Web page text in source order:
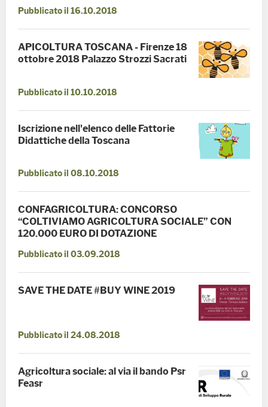
Pubblicato il 16.10.2018
APICOLTURA TOSCANA - Firenze 18
ottobre 2018 Palazzo Strozzi Sacrati
Pubblicato il 10.10.2018
Iscrizione nell'elenco delle Fattorie
Didattiche della Toscana
Pubblicato il 08.10.2018
CONFAGRICOLTURA: CONCORSO
“COLTIVIAMO AGRICOLTURA SOCIALE” CON
120.000 EURO DI DOTAZIONE
Pubblicato il 03.09.2018
SAVE THE DATE #BUY WINE 2019
Pubblicato il 24.08.2018
Agricoltura sociale: al via il bando Psr
Feasr